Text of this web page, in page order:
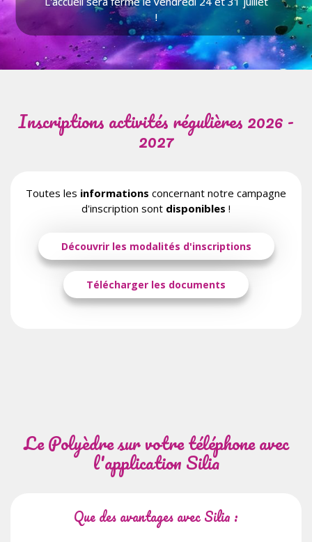
!!
Inscriptions activités régulières 2026 -
2027
Toutes les informations concernant notre campagne
d'inscription sont disponibles !
Découvrir les modalités d'inscriptions
Télécharger les documents
Le Polyèdre sur votre téléphone avec
l'application Silia
Que des avantages avec Silia :